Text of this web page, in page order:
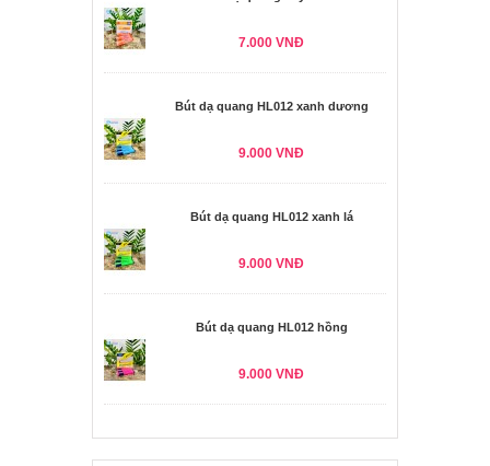
7.000 VNĐ
Bút dạ quang HL012 xanh dương
9.000 VNĐ
Bút dạ quang HL012 xanh lá
9.000 VNĐ
Bút dạ quang HL012 hồng
9.000 VNĐ